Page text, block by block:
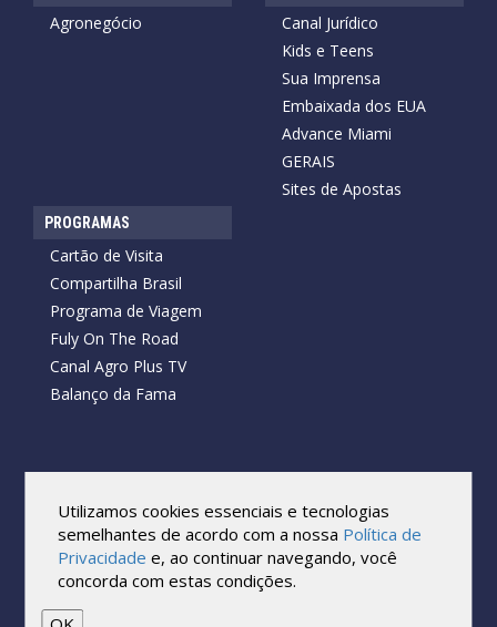
Agronegócio
Canal Jurídico
Kids e Teens
Sua Imprensa
Embaixada dos EUA
Advance Miami
GERAIS
Sites de Apostas
PROGRAMAS
Cartão de Visita
Compartilha Brasil
Programa de Viagem
Fuly On The Road
Canal Agro Plus TV
Balanço da Fama
Todos os direitos reservados.
Reprodução no todo ou em parte sob qualquer forma ou meio,
sem expressa autorização por escrito do Cartão de Visita, é
proibida.
As marcas e imagens utilizadas no projeto são os direitos autorais
Utilizamos cookies essenciais e tecnologias
semelhantes de acordo com a nossa Política de
Privacidade e, ao continuar navegando, você
concorda com estas condições.